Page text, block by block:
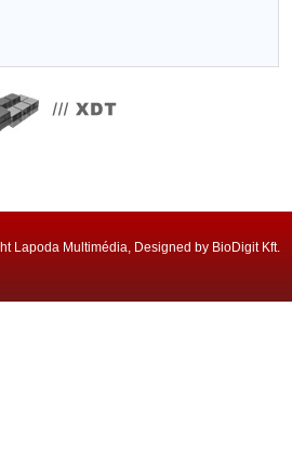
Lapoda Multimédia, Designed by BioDigit Kft.